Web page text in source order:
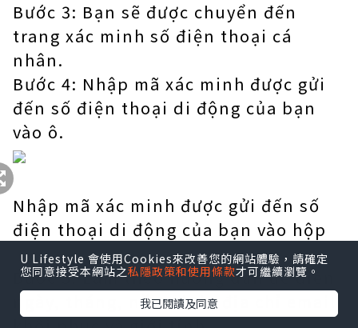
Bước 3: Bạn sẽ được chuyển đến
trang xác minh số điện thoại cá
nhân.
Bước 4: Nhập mã xác minh được gửi
đến số điện thoại di động của bạn
vào ô.
Nhập mã xác minh được gửi đến số
điện thoại di động của bạn vào hộp
Bước 5: Làm theo hướng dẫn để điền
ngày, tháng, năm sinh, địa chỉ email
U Lifestyle 會使用Cookies來改善您的網站體驗，請確定
您同意接受本網站之私隱政策和使用條款才可繼續瀏覽。
我已閱讀及同意